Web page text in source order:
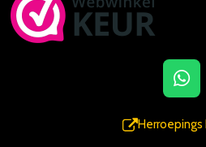
W
h
a
Herroepings